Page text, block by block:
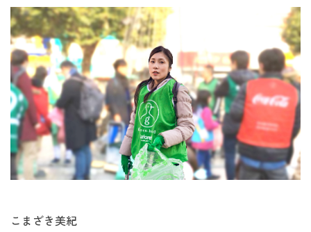
こまざき美紀